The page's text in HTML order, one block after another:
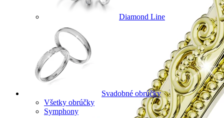
Diamond Line
Svadobné obrúčky
Všetky obrúčky
Symphony